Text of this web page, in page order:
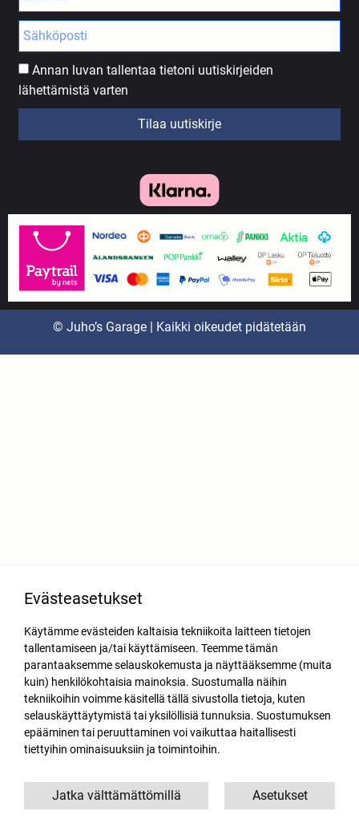
Annan luvan tallentaa tietoni uutiskirjeiden
lähettämistä varten
Tilaa uutiskirje
© Juho’s Garage | Kaikki oikeudet pidätetään
Evästeasetukset
Käytämme evästeiden kaltaisia tekniikoita laitteen tietojen
tallentamiseen ja/tai käyttämiseen. Teemme tämän
parantaaksemme selauskokemusta ja näyttääksemme (muita
kuin) henkilökohtaisia mainoksia. Suostumalla näihin
tekniikoihin voimme käsitellä tällä sivustolla tietoja, kuten
selauskäyttäytymistä tai yksilöllisiä tunnuksia. Suostumuksen
epääminen tai peruuttaminen voi vaikuttaa haitallisesti
tiettyihin ominaisuuksiin ja toimintoihin.
Asetukset
Jatka välttämättömillä